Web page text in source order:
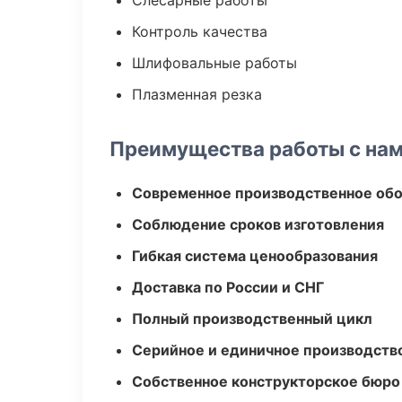
Контроль качества
Шлифовальные работы
Плазменная резка
Преимущества работы с
Современное производственное
Соблюдение сроков изготовления
Гибкая система ценообразования
Доставка по России и СНГ
Полный производственный цикл
Серийное и единичное
Собственное конструкторское бюро